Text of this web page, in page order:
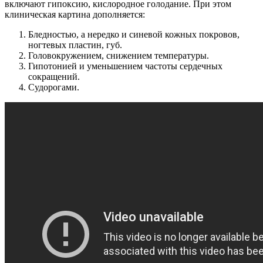
включают гипоксию, кислородное голодание. При этом
клиническая картина дополняется:
Бледностью, а нередко и синевой кожных покровов,
ногтевых пластин, губ.
Головокружением, снижением температуры.
Гипотонией и уменьшением частоты сердечных
сокращений.
Судорогами.